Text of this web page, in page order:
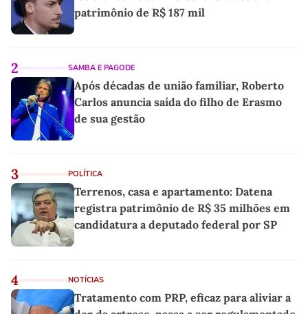
patrimônio de R$ 187 mil
2 SAMBA E PAGODE
Após décadas de união familiar, Roberto
Carlos anuncia saída do filho de Erasmo
de sua gestão
3 POLÍTICA
Terrenos, casa e apartamento: Datena
registra patrimônio de R$ 35 milhões em
candidatura a deputado federal por SP
4 NOTÍCIAS
Tratamento com PRP, eficaz para aliviar a